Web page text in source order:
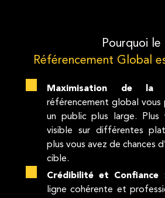
Pourquoi le
Référencement Global
Maximisation de la
référencement global vous
un public plus large.
visible sur différentes
plus vous avez de chances
cible.
Crédibilité et Confiance
ligne cohérente et